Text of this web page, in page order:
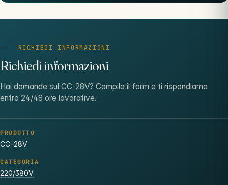
RICHIEDI INFORMAZIONI
Richiedi informazioni
Hai domande sul CC-28V? Compila il form e ti rispondiamo
entro 24/48 ore lavorative.
PRODOTTO
CC-28V
CATEGORIA
220/380V